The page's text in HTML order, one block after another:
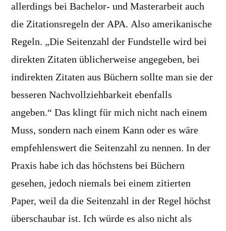
allerdings bei Bachelor- und Masterarbeit auch
die Zitationsregeln der APA. Also amerikanische
Regeln. „Die Seitenzahl der Fundstelle wird bei
direkten Zitaten üblicherweise angegeben, bei
indirekten Zitaten aus Büchern sollte man sie der
besseren Nachvollziehbarkeit ebenfalls
angeben.“ Das klingt für mich nicht nach einem
Muss, sondern nach einem Kann oder es wäre
empfehlenswert die Seitenzahl zu nennen. In der
Praxis habe ich das höchstens bei Büchern
gesehen, jedoch niemals bei einem zitierten
Paper, weil da die Seitenzahl in der Regel höchst
überschaubar ist. Ich würde es also nicht als